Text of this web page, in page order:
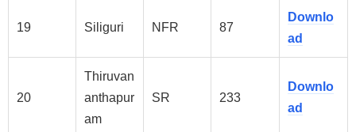
19 Siliguri NFR 87
Downlo
ad
20
Thiruvan
anthapur
am
SR 233
Downlo
ad